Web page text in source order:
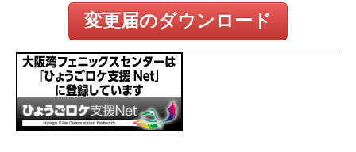
変更届のダウンロード